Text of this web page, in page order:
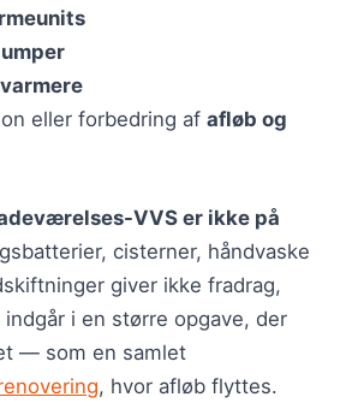
eller forbedring af afløb og
VVS er ikke på
cisterner, håndvaske
giver ikke fradrag,
i en større opgave, der
— som en samlet
, hvor afløb flyttes.